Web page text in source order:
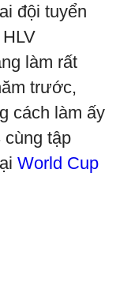
đội tuyển
làm rất
trước,
cách làm ấy
cùng tập
World Cup